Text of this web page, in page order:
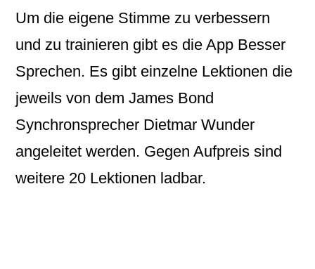
Um die eigene Stimme zu verbessern
und zu trainieren gibt es die App Besser
Sprechen. Es gibt einzelne Lektionen die
jeweils von dem James Bond
Synchronsprecher Dietmar Wunder
angeleitet werden. Gegen Aufpreis sind
weitere 20 Lektionen ladbar.